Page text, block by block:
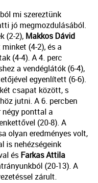
mi szereztünk
jó megmozdulásából.
(2-2), Makkos Dávid
(4-2), és a
(4-4). A 4. perc
a vendéglátók (6-4),
egyenlített (6-6).
csapat között, s
jutni. A 6. percben
négy ponttal a
(20-8). A
olyan eredményes volt,
is nehézségeink
és FarkasAttila
(20-13). A
zárult.